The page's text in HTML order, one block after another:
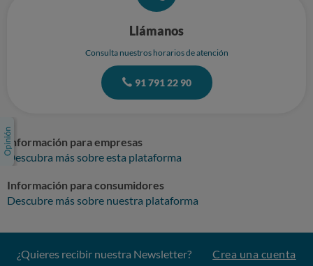
Llámanos
Consulta nuestros horarios de atención
91 791 22 90
Información para empresas
Descubra más sobre esta plataforma
Información para consumidores
Descubre más sobre nuestra plataforma
¿Quieres recibir nuestra Newsletter? Crea una cuenta